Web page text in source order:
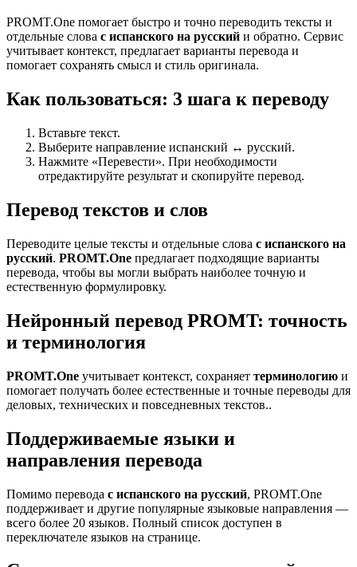
PROMT.One помогает быстро и точно переводить тексты и
отдельные слова с испанского на русский и обратно. Сервис
учитывает контекст, предлагает варианты перевода и
помогает сохранять смысл и стиль оригинала.
Как пользоваться: 3 шага к переводу
Вставьте текст.
Выберите направление испанский ↔ русский.
Нажмите «Перевести». При необходимости
отредактируйте результат и скопируйте перевод.
Перевод текстов и слов
Переводите целые тексты и отдельные слова с испанского на
русский. PROMT.One предлагает подходящие варианты
перевода, чтобы вы могли выбрать наиболее точную и
естественную формулировку.
Нейронный перевод PROMT: точность
и терминология
PROMT.One учитывает контекст, сохраняет терминологию и
помогает получать более естественные и точные переводы для
деловых, технических и повседневных текстов..
Поддерживаемые языки и
направления перевода
Помимо перевода с испанского на русский, PROMT.One
поддерживает и другие популярные языковые направления —
всего более 20 языков. Полный список доступен в
переключателе языков на странице.